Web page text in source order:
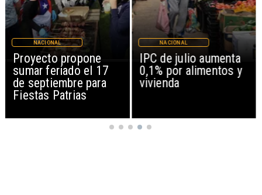
IPC de julio aumenta
0,1% por alimentos y
vivienda
NACIONAL
Joaquín Lavín León
sale en silencio tras
revocación de medida
NACIONAL